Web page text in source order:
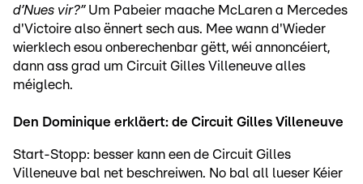
d’Nues vir?” Um Pabeier maache McLaren a Mercedes
d'Victoire also ënnert sech aus. Mee wann d'Wieder
wierklech esou onberechenbar gëtt, wéi annoncéiert,
dann ass grad um Circuit Gilles Villeneuve alles
méiglech.
Den Dominique erkläert: de Circuit Gilles Villeneuve
Start-Stopp: besser kann een de Circuit Gilles
Villeneuve bal net beschreiwen. No bal all lueser Kéier